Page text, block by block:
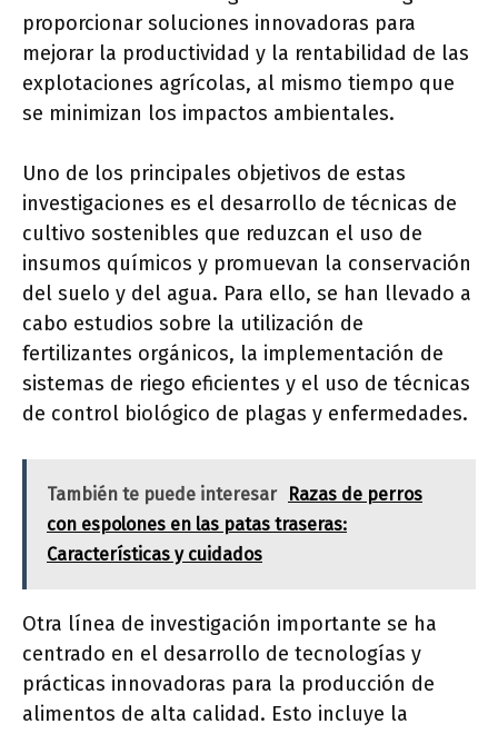
proporcionar soluciones innovadoras para
mejorar la productividad y la rentabilidad de las
explotaciones agrícolas, al mismo tiempo que
se minimizan los impactos ambientales.
Uno de los principales objetivos de estas
investigaciones es el desarrollo de técnicas de
cultivo sostenibles que reduzcan el uso de
insumos químicos y promuevan la conservación
del suelo y del agua. Para ello, se han llevado a
cabo estudios sobre la utilización de
fertilizantes orgánicos, la implementación de
sistemas de riego eficientes y el uso de técnicas
de control biológico de plagas y enfermedades.
También te puede interesar
Razas de perros
con espolones en las patas traseras:
Características y cuidados
Otra línea de investigación importante se ha
centrado en el desarrollo de tecnologías y
prácticas innovadoras para la producción de
alimentos de alta calidad. Esto incluye la